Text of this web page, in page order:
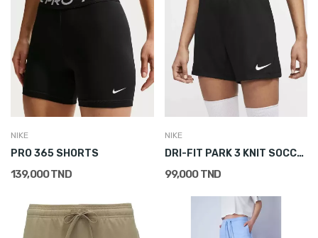
NIKE
PRO 365 SHORTS
139,000 TND
NIKE
DRI-FIT PARK 3 KNIT SOCCER
99,000 TND